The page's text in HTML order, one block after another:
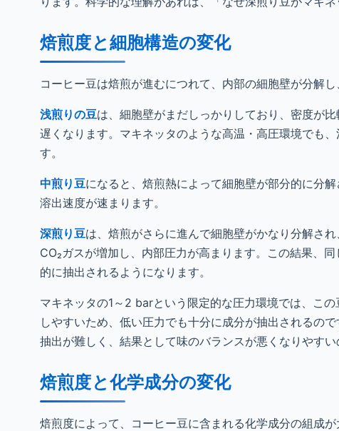
焙煎度と細胞構造の変化
コーヒー豆は焙煎が進むにつれて、内部の細胞壁が分解
浅煎りの豆は、細胞壁がまだしっかりしており、密度が
遅くなります。マキネッタのような高温・高圧環境でも
す。
中煎り豆になると、焙煎熱によって細胞壁が部分的に分
溶出速度が速まります。
深煎り豆は、焙煎がさらに進んで細胞壁がかなり分解さ
CO₂ガスが増加し、内部圧力が高まります。この結果、
的に抽出されるようになります。
マキネッタの1～2 barという限定的な圧力環境では、こ
しやすいため、低い圧力でも十分に成分が抽出されるの
抽出が難しく、結果として味のバランスが悪くなりやすい
焙煎度と化学成分の変化
焙煎度によって、コーヒー豆に含まれる化学成分の組成